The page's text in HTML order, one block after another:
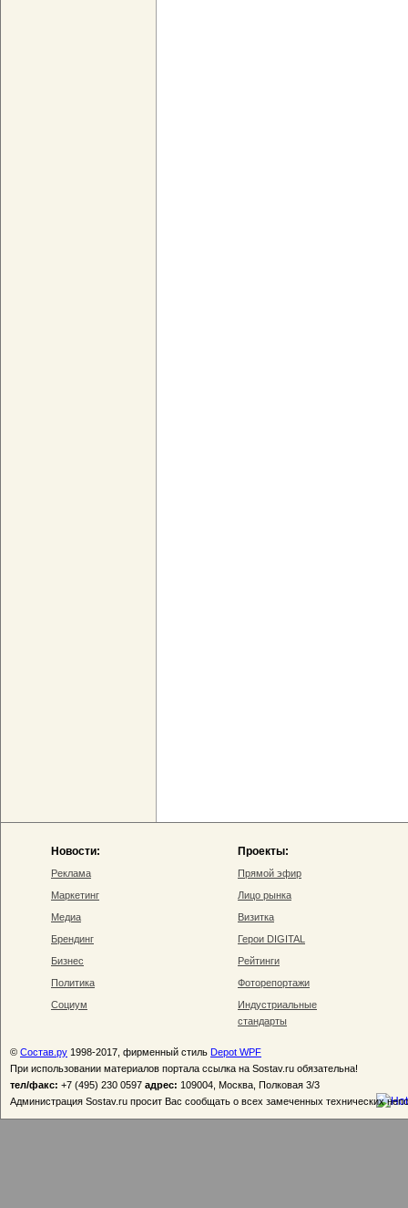
Новости:
Реклама
Маркетинг
Медиа
Брендинг
Бизнес
Политика
Социум
Проекты:
Прямой эфир
Лицо рынка
Визитка
Герои DIGITAL
Рейтинги
Фоторепортажи
Индустриальные
стандарты
© Состав.ру 1998-2017, фирменный стиль Depot WPF
При использовании материалов портала ссылка на Sostav.ru обязательна!
тел/факс: +7 (495) 230 0597 адрес: 109004, Москва, Полковая 3/3
Администрация Sostav.ru просит Вас сообщать о всех замеченных технических